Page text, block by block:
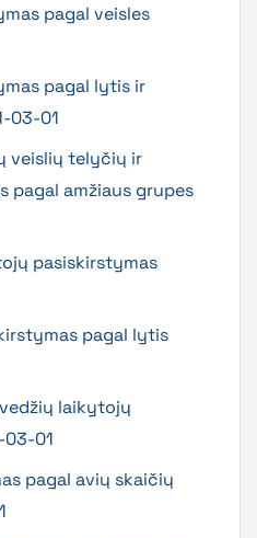
pagal veisles
pagal lytis ir
03-01
veislių telyčių ir
pagal amžiaus grupes
pasiskirstymas
pagal lytis
laikytojų
03-01
pagal avių skaičių